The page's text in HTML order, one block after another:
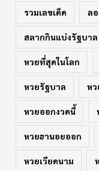
รวมเลขเด็ด ล
สลากกินแบ่งรัฐบาล
หวยที่สุดในโลก
หวยรัฐบาล ห
หวยออกงวดนี้
หวยฮานอยออก
หวยเวียดนาม